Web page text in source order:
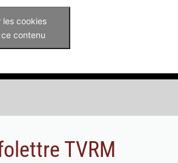
cookies
contenu
TVRM